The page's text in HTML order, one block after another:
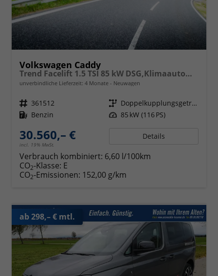
Volkswagen Caddy
Trend Facelift 1.5 TSI 85 kW DSG,Klimaautomatik, 5 Sitze, Zuziehhilfe Schiebetüren + Heckklappe, PDC v+h, ACC, Side Assist Blind Spot, Ausparkhilfe, Ausstiegswarner, Digital Cockpit PRO, Radioanlage Navigationsvorbereituing,, Mittearmlehne verstellbar
unverbindliche Lieferzeit: 4 Monate Neuwagen
Fahrzeugnr. 361512 Getriebe
Doppelkupplungsgetriebe (DSG)
Kraftstoff Benzin Leistung 85 kW (116 PS)
30.560,– €
incl. 19% MwSt.
Details
Verbrauch kombiniert: 6,60 l/100km
CO2-Klasse: E
CO2-Emissionen: 152,00 g/km
ab 298,– € mtl.